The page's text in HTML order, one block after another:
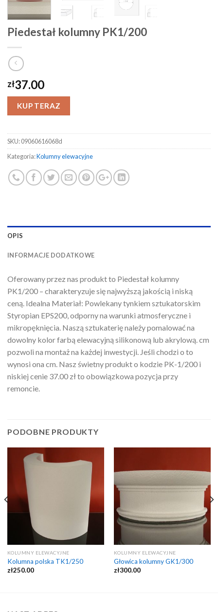
Piedestał kolumny PK1/200
zł37.00
KUP TERAZ
SKU:09060616068d
Kategoria:Kolumny elewacyjne
OPIS
INFORMACJE DODATKOWE
Oferowany przez nas produkt to Piedestał kolumny
PK1/200 – charakteryzuje się najwyższą jakością i niską
ceną. Idealna Materiał: Powlekany tynkiem sztukatorskim
Styropian EPS200, odporny na warunki atmosferyczne i
mikropęknięcia. Naszą sztukaterię należy pomalować na
dowolny kolor farbą elewacyjną silikonową lub akrylową. cm
pozwoli na montaż na każdej inwestycji. Jeśli chodzi o to
wynosi ona cm. Nasz świetny produkt o kodzie PK-1/200 i
niskiej cenie 37.00 zł to obowiązkowa pozycja przy
remoncie.
PODOBNE PRODUKTY
KOLUMNY ELEWACYJNE
Kolumna polska TK1/250
zł250.00
KOLUMNY ELEWACYJNE
Głowica kolumny GK1/300
zł300.00